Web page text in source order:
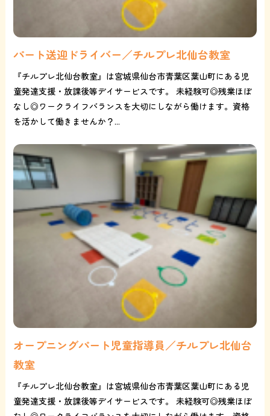
パート送迎ドライバー／チルプレ北仙台教室
『チルプレ北仙台教室』は宮城県仙台市青葉区葉山町にある児
童発達支援・放課後等デイサービスです。 未経験可◎残業ほぼ
なし◎ワークライフバランスを大切にしながら働けます。資格
を活かして働きませんか？...
オープニングパート児童指導員／チルプレ北仙台
教室
『チルプレ北仙台教室』は宮城県仙台市青葉区葉山町にある児
童発達支援・放課後等デイサービスです。 未経験可◎残業ほぼ